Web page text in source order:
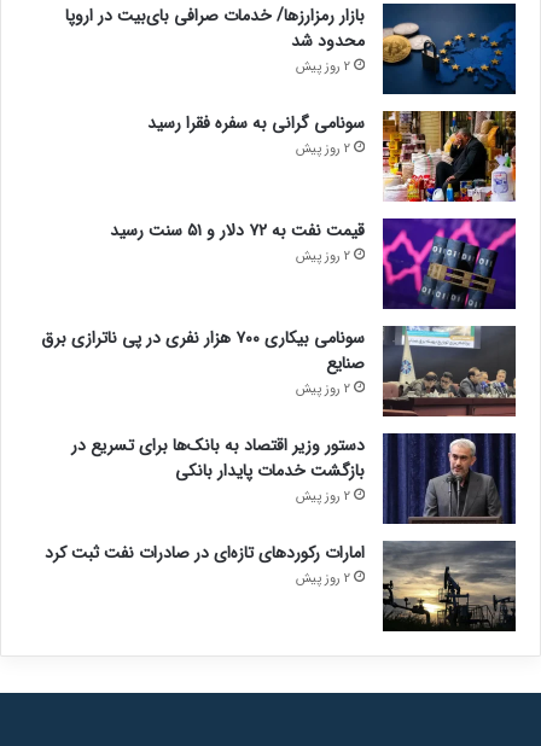
بازار رمزارزها/ خدمات صرافی بای‌بیت در اروپا
محدود شد
2 روز پیش
سونامی گرانی به سفره فقرا رسید
2 روز پیش
قیمت نفت به ۷۲ دلار و ۵۱ سنت رسید
2 روز پیش
سونامی بیکاری ۷۰۰ هزار نفری در پی ناترازی برق
صنایع
2 روز پیش
دستور وزیر اقتصاد به بانک‌ها برای تسریع در
بازگشت خدمات پایدار بانکی
2 روز پیش
امارات رکورد‌های تازه‌ای در صادرات نفت ثبت کرد
2 روز پیش